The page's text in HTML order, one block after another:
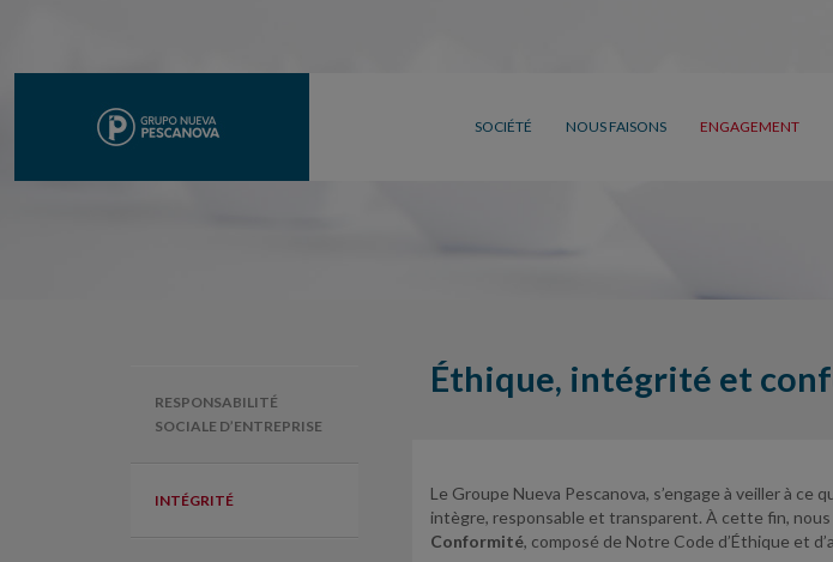
SOCIÉTÉ NOUS FAISONS ENGAGEMENT
Éthique, intégrité et
Le Groupe Nueva Pescanova, s’engage à veiller à
intègre, responsable et transparent. À cette fin, nous
Conformité, composé de Notre Code d’Éthique et
RESPONSABILITÉ
SOCIALE D’ENTREPRISE
INTÉGRITÉ